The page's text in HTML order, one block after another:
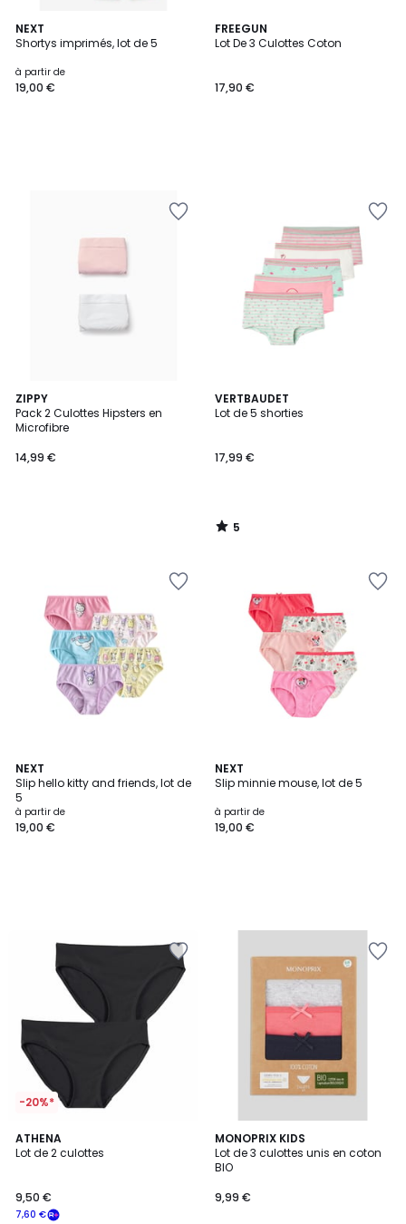
NEXT
Shortys imprimés, lot de 5
à partir de
19,00 €
FREEGUN
Lot De 3 Culottes Coton
17,90 €
ZIPPY
Pack 2 Culottes Hipsters en
Microfibre
14,99 €
VERTBAUDET
Lot de 5 shorties
17,99 €
5
/
5
/
NEXT
Slip hello kitty and friends, lot de
5
à partir de
19,00 €
NEXT
Slip minnie mouse, lot de 5
à partir de
19,00 €
-20%*
ATHENA
Lot de 2 culottes
7,60 €
9,50 €
MONOPRIX KIDS
Lot de 3 culottes unis en coton
BIO
9,99 €
4
Couleurs